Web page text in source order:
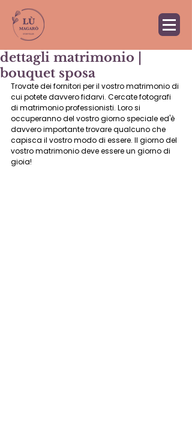
dettagli matrimonio |
bouquet sposa
Trovate dei fornitori per il vostro matrimonio di
cui potete davvero fidarvi. Cercate fotografi
di matrimonio professionisti. Loro si
occuperanno del vostro giorno speciale ed'è
davvero importante trovare qualcuno che
capisca il vostro modo di essere. Il giorno del
vostro matrimonio deve essere un giorno di
gioia!